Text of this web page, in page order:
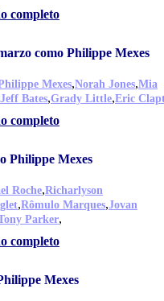
completo
como Philippe Mexes
Mexes,Norah Jones,Mia
Jeff Bates,Grady Little,Eric
completo
Philippe Mexes
Roche,Richarlyson
,Rômulo Marques,Jovan
Parker,
completo
Mexes